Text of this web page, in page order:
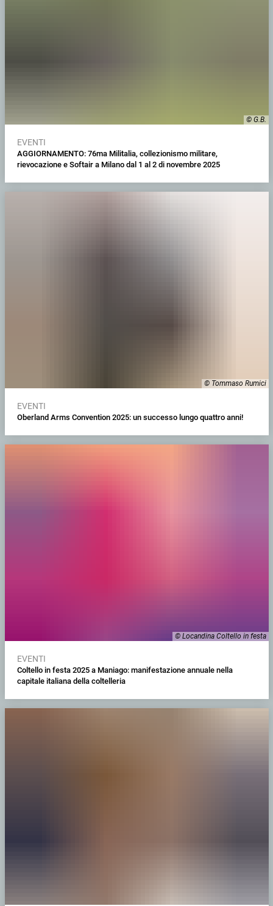
© G.B.
EVENTI
AGGIORNAMENTO: 76ma Militalia, collezionismo militare,
rievocazione e Softair a Milano dal 1 al 2 di novembre 2025
© Tommaso Rumici
EVENTI
Oberland Arms Convention 2025: un successo lungo quattro anni!
© Locandina Coltello in festa
EVENTI
Coltello in festa 2025 a Maniago: manifestazione annuale nella
capitale italiana della coltelleria